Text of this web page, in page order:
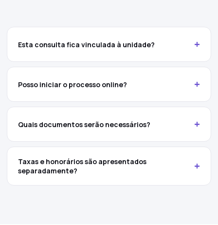
Esta consulta fica vinculada à unidade? +
Posso iniciar o processo online? +
Quais documentos serão necessários? +
Taxas e honorários são apresentados
separadamente?
+